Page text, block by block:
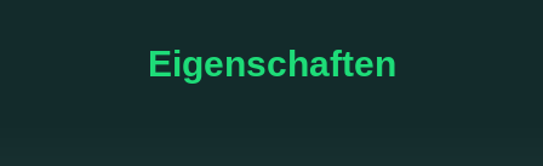
Eigenschaften